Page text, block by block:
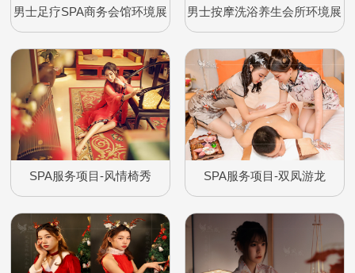
男士足疗SPA商务会馆环境展
示
男士按摩洗浴养生会所环境展
示
SPA服务项目-风情椅秀 SPA服务项目-双凤游龙